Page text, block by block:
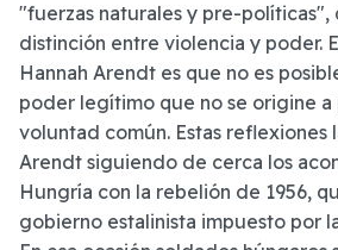
"fuerzas naturales y pre-políticas",
distinción entre violencia y poder.
Hannah Arendt es que no es
poder legítimo que no se origine a
voluntad común. Estas reflexiones
Arendt siguiendo de cerca los
Hungría con la rebelión de 1956,
gobierno estalinista impuesto por